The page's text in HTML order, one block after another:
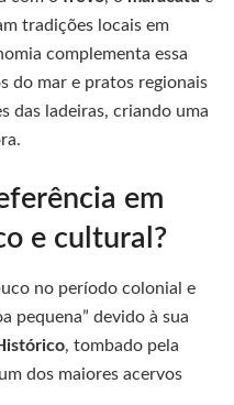
tradições locais em
complementa essa
do mar e pratos regionais
das ladeiras, criando uma
em
e cultural?
no período colonial e
pequena” devido à sua
, tombado pela
dos maiores acervos